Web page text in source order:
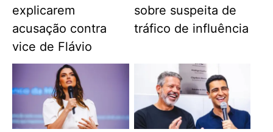
explicarem
acusação contra
vice de Flávio
sobre suspeita de
tráfico de influência